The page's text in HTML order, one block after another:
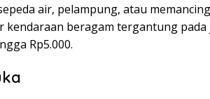
air, pelampung, atau
kendaraan beragam tergantung pada
Rp5.000.